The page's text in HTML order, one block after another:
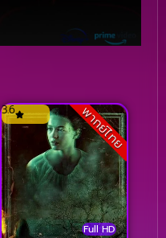
พากย์ไทย
Full HD
3.6